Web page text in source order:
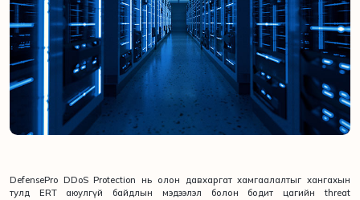
DefensePro DDoS Protection нь олон давхаргат хамгаалалтыг хангахын
тулд ERT аюулгүй байдлын мэдээлэл болон бодит цагийн threat